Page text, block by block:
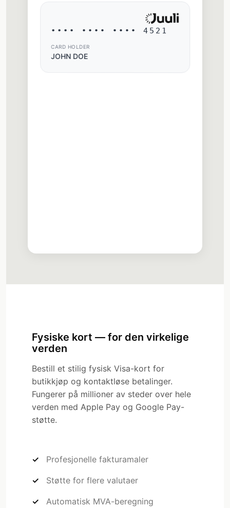
•••• •••• •••• 4521
CARD HOLDER
JOHN DOE
Fysiske kort — for den virkelige
verden
Bestill et stilig fysisk Visa-kort for
butikkjøp og kontaktløse betalinger.
Fungerer på millioner av steder over hele
verden med Apple Pay og Google Pay-
støtte.
Profesjonelle fakturamaler
Støtte for flere valutaer
Automatisk MVA-beregning